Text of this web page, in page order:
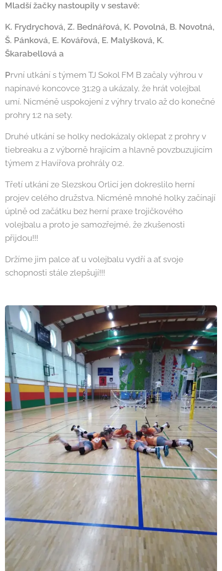
Mladší žačky nastoupily v sestavě:
K. Frydrychová, Z. Bednářová, K. Povolná, B. Novotná,
Š. Pánková, E. Kovářová, E. Malyšková, K.
Škarabellová a
První utkání s týmem TJ Sokol FM B začaly výhrou v
napínavé koncovce 31:29 a ukázaly, že hrát volejbal
umí. Nicméně uspokojení z výhry trvalo až do konečné
prohry 1:2 na sety.
Druhé utkání se holky nedokázaly oklepat z prohry v
tiebreaku a z výborně hrajícím a hlavně povzbuzujícím
týmem z Havířova prohrály 0:2.
Třetí utkání ze Slezskou Orlicí jen dokreslilo herní
projev celého družstva. Nicméně mnohé holky začínají
úplně od začátku bez herní praxe trojičkového
volejbalu a proto je samozřejmé, že zkušenosti
přijdou!!!
Držíme jim palce ať u volejbalu vydří a ať svoje
schopnosti stále zlepšují!!!